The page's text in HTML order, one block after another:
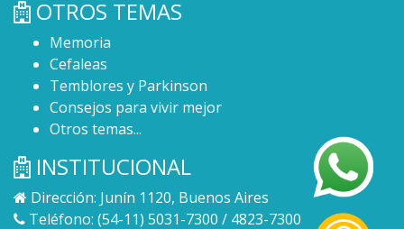
OTROS TEMAS
Memoria
Cefaleas
Temblores y Parkinson
Consejos para vivir mejor
Otros temas...
INSTITUCIONAL
Dirección: Junín 1120, Buenos Aires
Teléfono: (54-11) 5031-7300 / 4823-7300